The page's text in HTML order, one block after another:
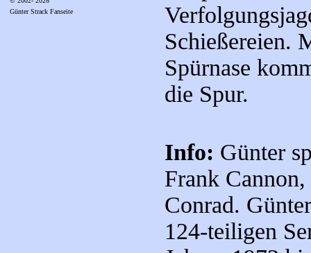
Günter Strack Fanseite
Schießereien.
Spürnase
die Spur.
Info: Günter
Frank
Conrad.
124-teiligen